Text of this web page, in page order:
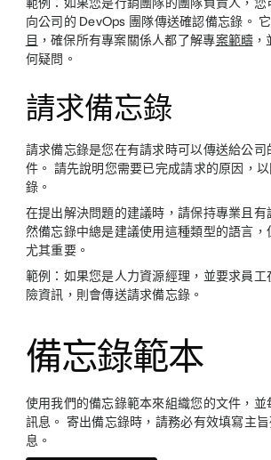
向公司的 DevOps 團隊傳送確認備忘錄。
目 ，確保所有專案關係人都了解專案範疇，
何疑問。
請求備忘錄
請求備忘錄是您在有請求時可以傳送給公司
件。 請先說明您需要已完成請求的原因，
錄。
在提出解決問題的建議時，請保持專業且有
然備忘錄中總是建議使用這種類型的語言，
尤其重要。
範例： 如果您是人力資源經理，並要求員
險資訊，則會傳送請求備忘錄。
備忘錄範本
使用我們的備忘錄範本來組織您的文件，並
訊息。 寄出備忘錄時，請務必有效填寫主
息。